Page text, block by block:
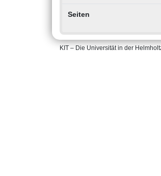
Seiten
KIT – Die Universität in der